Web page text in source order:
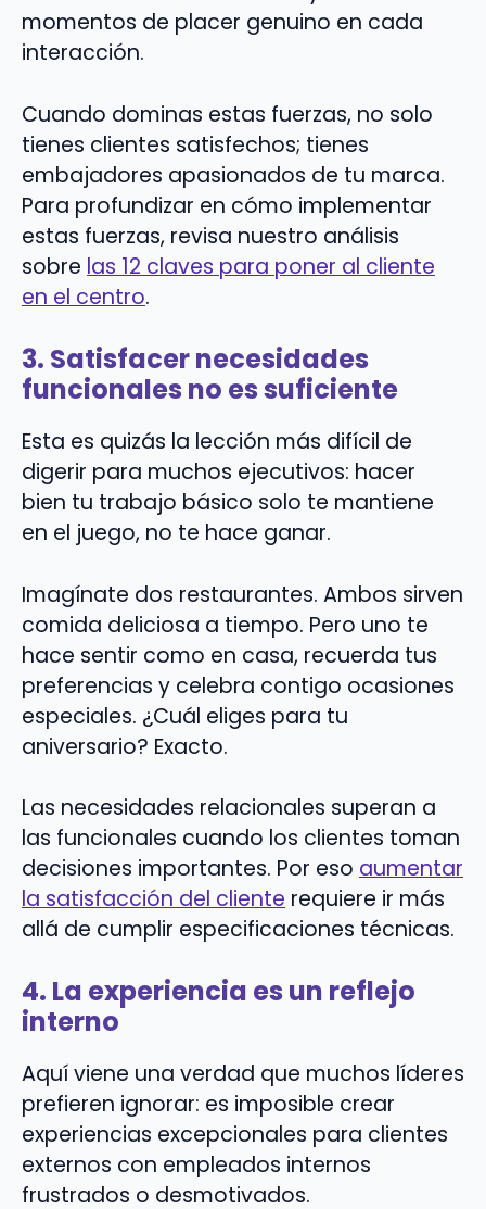
momentos de placer genuino en cada
interacción.
Cuando dominas estas fuerzas, no solo
tienes clientes satisfechos; tienes
embajadores apasionados de tu marca.
Para profundizar en cómo implementar
estas fuerzas, revisa nuestro análisis
sobre las 12 claves para poner al cliente
en el centro.
3. Satisfacer necesidades
funcionales no es suficiente
Esta es quizás la lección más difícil de
digerir para muchos ejecutivos: hacer
bien tu trabajo básico solo te mantiene
en el juego, no te hace ganar.
Imagínate dos restaurantes. Ambos sirven
comida deliciosa a tiempo. Pero uno te
hace sentir como en casa, recuerda tus
preferencias y celebra contigo ocasiones
especiales. ¿Cuál eliges para tu
aniversario? Exacto.
Las necesidades relacionales superan a
las funcionales cuando los clientes toman
decisiones importantes. Por eso aumentar
la satisfacción del cliente requiere ir más
allá de cumplir especificaciones técnicas.
4. La experiencia es un reflejo
interno
Aquí viene una verdad que muchos líderes
prefieren ignorar: es imposible crear
experiencias excepcionales para clientes
externos con empleados internos
frustrados o desmotivados.